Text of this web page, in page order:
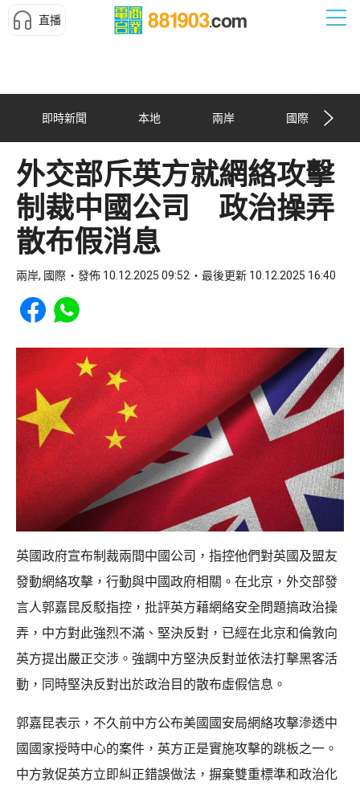
直播
即時新聞 本地 兩岸 國際
外交部斥英方就網絡攻擊
制裁中國公司 政治操弄
散布假消息
兩岸, 國際 發佈 10.12.2025 09:52 最後更新 10.12.2025 16:40
Share to Facebook
Share to WhatsApp
英國政府宣布制裁兩間中國公司，指控他們對英國及盟友
發動網絡攻擊，行動與中國政府相關。在北京，外交部發
言人郭嘉昆反駁指控，批評英方藉網絡安全問題搞政治操
弄，中方對此強烈不滿、堅決反對，已經在北京和倫敦向
英方提出嚴正交涉。強調中方堅決反對並依法打擊黑客活
動，同時堅決反對出於政治目的散布虛假信息。
郭嘉昆表示，不久前中方公布美國國安局網絡攻擊滲透中
國國家授時中心的案件，英方正是實施攻擊的跳板之一。
中方敦促英方立即糾正錯誤做法，摒棄雙重標準和政治化